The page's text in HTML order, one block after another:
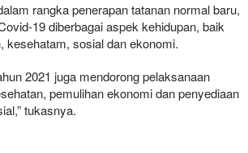
rangka penerapan tatanan normal baru,
19 diberbagai aspek kehidupan, baik
kesehatam, sosial dan ekonomi.
2021 juga mendorong pelaksanaan
pemulihan ekonomi dan penyediaan
tukasnya.